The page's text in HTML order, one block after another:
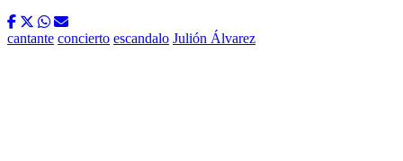
cantante concierto escandalo Julión Álvarez